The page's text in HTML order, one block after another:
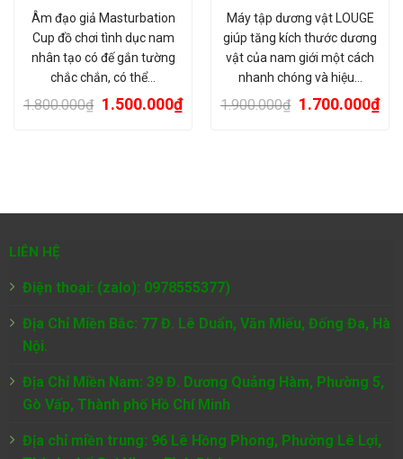
Âm đạo giả Masturbation
Cup đồ chơi tình dục nam
nhân tạo có đế gắn tường
chắc chắn, có thể…
1.800.000₫ 1.500.000₫
Máy tập dương vật LOUGE
giúp tăng kích thước dương
vật của nam giới một cách
nhanh chóng và hiệu…
1.900.000₫ 1.700.000₫
LIÊN HỆ
Điện thoại: (zalo): 0978555377)
Địa Chỉ Miền Bắc: 77 Đ. Lê Duẩn, Văn Miếu, Đống Đa, Hà
Nội.
Địa Chỉ Miền Nam: 39 Đ. Dương Quảng Hàm, Phường 5,
Gò Vấp, Thành phố Hồ Chí Minh
Địa chỉ miền trung: 96 Lê Hồng Phong, Phường Lê Lợi,